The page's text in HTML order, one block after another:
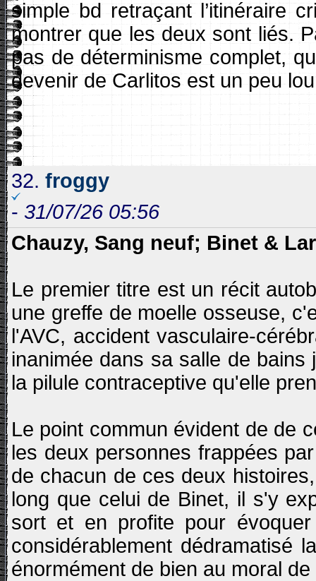
simple bd retraçant l’itinéraire
montrer que les deux sont liés.
pas de déterminisme complet,
devenir de Carlitos est un peu
32. froggy
- 31/07/26 05:56
Chauzy, Sang neuf; Binet &
Le premier titre est un récit
une greffe de moelle osseuse,
l'AVC, accident vasculaire-
inanimée dans sa salle de
la pilule contraceptive qu'elle
Le point commun évident de de
les deux personnes frappées
de chacun de ces deux
long que celui de Binet, il s'y
sort et en profite pour
considérablement dédramatisé
énormément de bien au moral